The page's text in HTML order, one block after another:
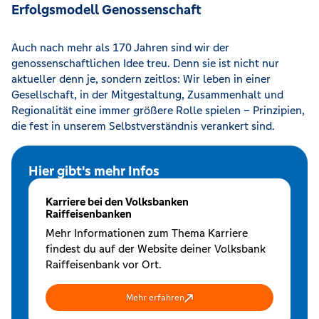
Erfolgsmodell Genossenschaft
Auch nach mehr als 170 Jahren sind wir der
genossenschaftlichen Idee treu. Denn sie ist nicht nur
aktueller denn je, sondern zeitlos: Wir leben in einer
Gesellschaft, in der Mitgestaltung, Zusammenhalt und
Regionalität eine immer größere Rolle spielen – Prinzipien,
die fest in unserem Selbstverständnis verankert sind.
Hier gibt's mehr Infos
Karriere bei den Volksbanken
Raiffeisenbanken
Mehr Informationen zum Thema Karriere
findest du auf der Website deiner Volksbank
Raiffeisenbank vor Ort.
Mehr erfahren